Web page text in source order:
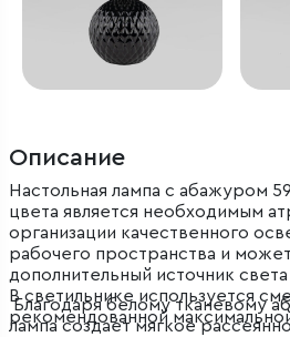
Описание
Настольная лампа с абажуром
цвета является необходимым
организации качественного
рабочего пространства и
дополнительный источник
В светильнике используется
рекомендованной
Благодаря белому тканевому
лампа создает мягкое